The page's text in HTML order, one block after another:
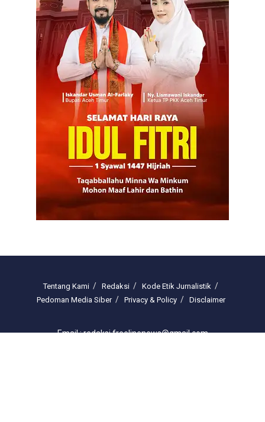
Tentang Kami Redaksi
Kode Etik Jurnalistik
Pedoman Media Siber
Privacy & Policy Disclaimer
Email : redaksi.freelinenews@gmail.com